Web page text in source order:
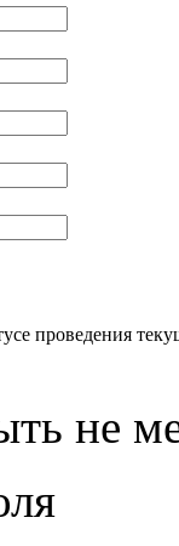
проведения
не